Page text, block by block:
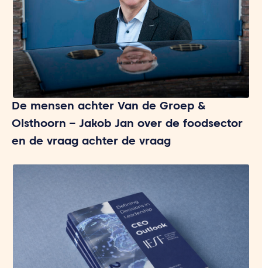
De mensen achter Van de Groep &
Olsthoorn – Jakob Jan over de foodsector
en de vraag achter de vraag